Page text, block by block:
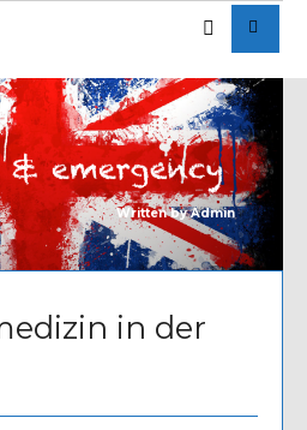
Written byAdmin
in der